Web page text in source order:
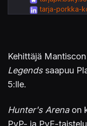
tarja-porkka-
Kehittäjä
Legendssaapuu
5:lle.
Hunter's Arenaon